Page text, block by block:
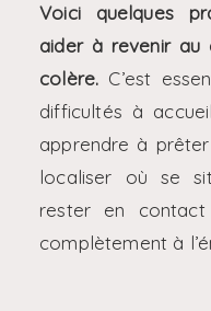
Voici quelques
aider à revenir
colère. C’est
difficultés à
apprendre à
localiser où se
rester en contact
complètement à